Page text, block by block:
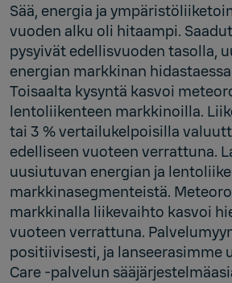
Sää, energia ja
vuoden alku oli hitaampi.
pysyivät edellisvuoden tasolla,
energian markkinan
Toisaalta kysyntä kasvoi
lentoliikenteen markkinoilla.
tai 3 % vertailukelpoisilla
edelliseen vuoteen verrattuna.
uusiutuvan energian ja
markkinasegmenteistä.
markkinalla liikevaihto kasvoi
vuoteen verrattuna.
positiivisesti, ja lanseerasimme
Care -palvelun